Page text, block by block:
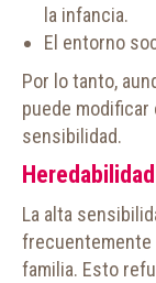
la infancia.
El entorno
Por lo tanto,
puede
sensibilidad.
La alta
frecuentemente
familia. Esto